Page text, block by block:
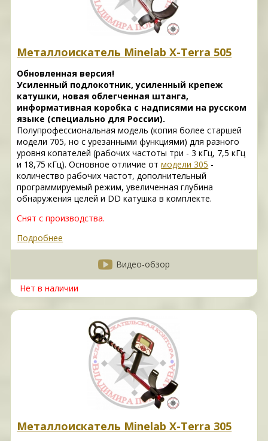
Металлоискатель Minelab X-Terra 505
Обновленная версия!
Усиленный подлокотник, усиленный крепеж
катушки, новая облегченная штанга,
информативная коробка с надписями на русском
языке (специально для России).
Полупрофессиональная модель (копия более старшей
модели 705, но с урезанными функциями) для разного
уровня копателей (рабочих частоты три - 3 кГц, 7,5 кГц
и 18,75 кГц). Основное отличие отмодели 305 -
количество рабочих частот, дополнительный
программируемый режим, увеличенная глубина
обнаружения целей и DD катушка в комплекте.
Снят с производства.
Подробнее
Видео-обзор
Нет в наличии
Металлоискатель Minelab X-Terra 305